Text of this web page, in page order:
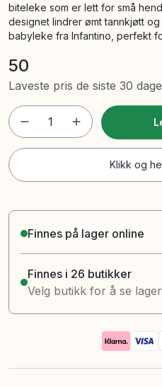
biteleke som er lett for små
designet lindrer ømt tannkjøtt
babyleke fra Infantino, perfekt
50
Laveste pris de siste 30
1
Klikk og
Finnes på lager online
Finnes i 26 butikker
Velg butikk for å se